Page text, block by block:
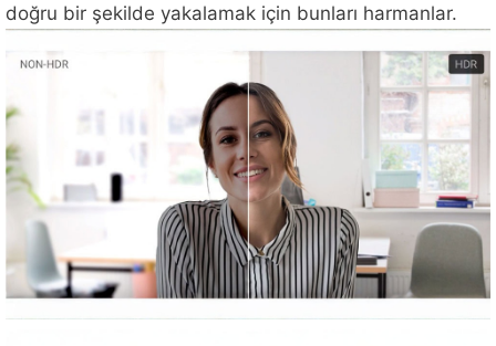
doğru bir şekilde yakalamak için bunları harmanlar.